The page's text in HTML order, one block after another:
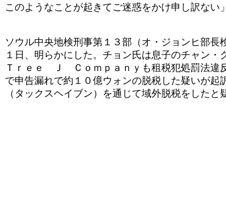
このようなことが起きてご迷惑をかけ申し訳ない
ソウル中央地検刑事第１３部（オ・ジョンヒ部
１日、明らかにした。チョン氏は息子のチャン
Ｔｒｅｅ Ｊ Ｃｏｍｐａｎｙも租税犯処罰法違
で申告漏れで約１０億ウォンの脱税した疑いが
（タックスヘイブン）を通じて域外脱税をしたと